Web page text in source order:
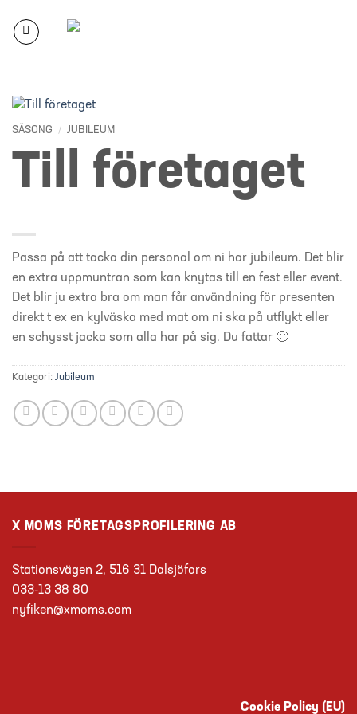
content
SÄSONG / JUBILEUM
Till företaget
Passa på att tacka din personal om ni har jubileum. Det blir
en extra uppmuntran som kan knytas till en fest eller event.
Det blir ju extra bra om man får användning för presenten
direkt t ex en kylväska med mat om ni ska på utflykt eller
en schysst jacka som alla har på sig. Du fattar 🙂
Kategori: Jubileum
X MOMS FÖRETAGSPROFILERING AB
Stationsvägen 2, 516 31 Dalsjöfors
033-13 38 80
nyfiken@xmoms.com
Cookie Policy (EU)